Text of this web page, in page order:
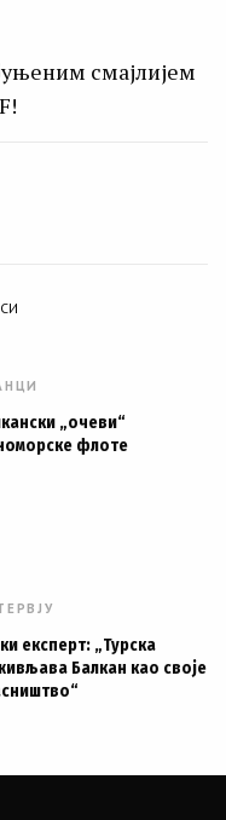
смајлијем
„очеви“
флоте
експерт: „Турска
Балкан као своје